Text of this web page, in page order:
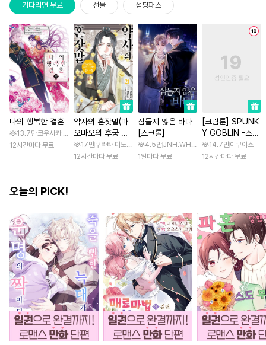
기다리면 무료 선물 점핑패스
나의 행복한 결혼
13.7만코우사카 리토 / 아기토기 아쿠미
12시간마다 무료
약사의 혼잣말(마
오마오의 후궁 수
수께끼 풀이수첩)
17만쿠라타 미노지 / 휴우가 나츠
12시간마다 무료
잠들지 않은 바다
[스크롤]
4.5만JNH.WH Studio / Lasso
1일마다 무료
[크림툰] SPUNK
Y GOBLIN -스펑
키 고블린- [스크
롤]
14.7만이쿠야스
12시간마다 무료
오늘의 PICK!